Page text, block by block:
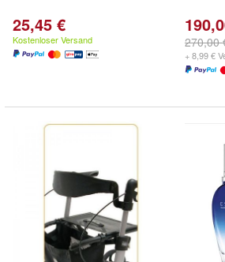
25,45 €
Kostenloser Versand 270,00
+ 8,99 €